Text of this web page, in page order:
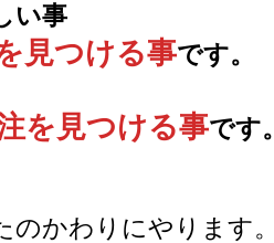
い事
見つける事です。
を見つける事です。
かわりにやります。